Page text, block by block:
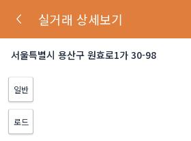
실거래 상세보기
서울특별시 용산구 원효로1가 30-98
일반
로드